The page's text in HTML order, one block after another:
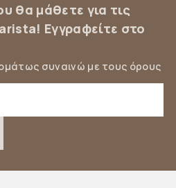
θα μάθετε για τις
Εγγραφείτε στο
συναινώ με τους όρους